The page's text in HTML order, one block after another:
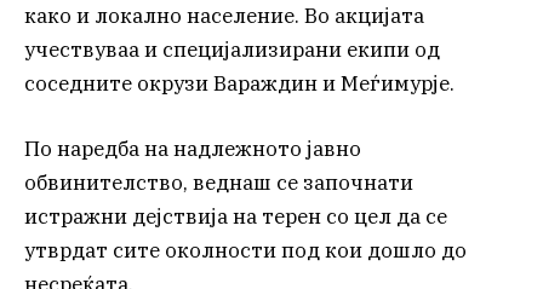
како и локално население. Во акцијата
учествуваа и специјализирани екипи од
соседните окрузи Вараждин и Меѓимурје.
По наредба на надлежното јавно
обвинителство, веднаш се започнати
истражни дејствија на терен со цел да се
утврдат сите околности под кои дошло до